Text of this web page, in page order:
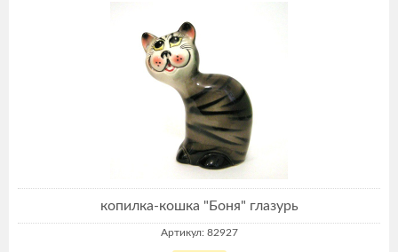
копилка-кошка "Боня" глазурь
Артикул: 82927